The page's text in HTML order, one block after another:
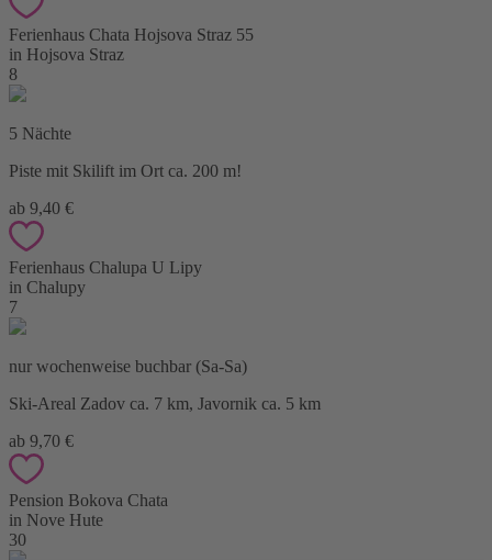
Ferienhaus Chata Hojsova Straz 55
in Hojsova Straz
8
5 Nächte
Piste mit Skilift im Ort ca. 200 m!
ab 9,40 €
Ferienhaus Chalupa U Lipy
in Chalupy
7
nur wochenweise buchbar (Sa-Sa)
Ski-Areal Zadov ca. 7 km, Javornik ca. 5 km
ab 9,70 €
Pension Bokova Chata
in Nove Hute
30